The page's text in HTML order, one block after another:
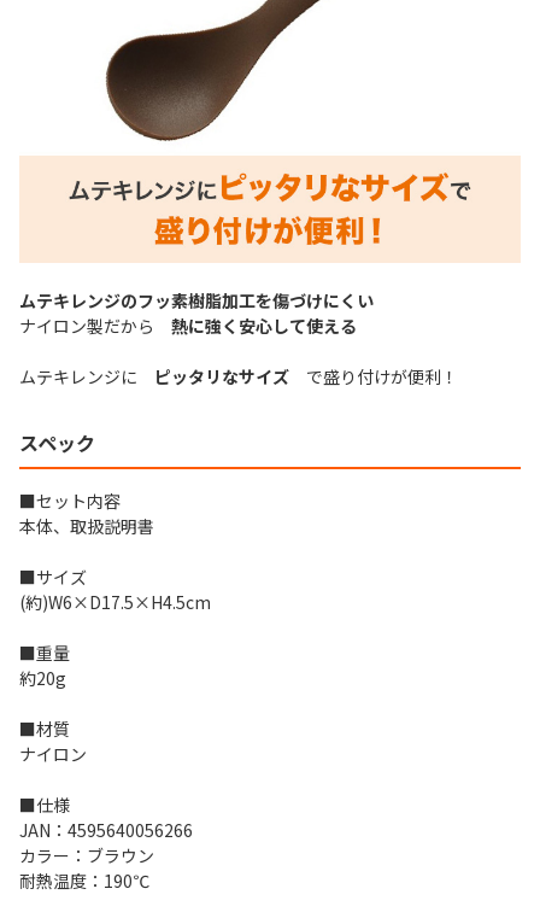
ムテキレンジのフッ素樹脂加工を傷づけにくい
ナイロン製だから 熱に強く安心して使える
ムテキレンジに ピッタリなサイズ で盛り付けが便利！
スペック
■セット内容
本体、取扱説明書
■サイズ
(約)W6×D17.5×H4.5cm
■重量
約20g
■材質
ナイロン
■仕様
JAN：4595640056266
カラー：ブラウン
耐熱温度：190℃